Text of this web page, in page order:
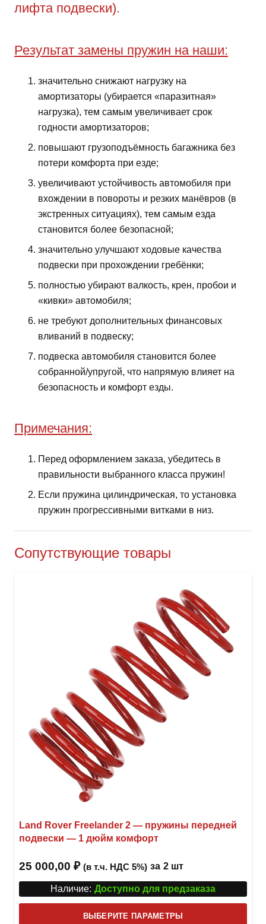
лифта подвески).
Результат замены пружин на наши:
значительно снижают нагрузку на
амортизаторы (убирается «паразитная»
нагрузка), тем самым увеличивает срок
годности амортизаторов;
повышают грузоподъёмность багажника без
потери комфорта при езде;
увеличивают устойчивость автомобиля при
вхождении в повороты и резких манёвров (в
экстренных ситуациях), тем самым езда
становится более безопасной;
значительно улучшают ходовые качества
подвески при прохождении гребёнки;
полностью убирают валкость, крен, пробои и
«кивки» автомобиля;
не требуют дополнительных финансовых
вливаний в подвеску;
подвеска автомобиля становится более
собранной/упругой, что напрямую влияет на
безопасность и комфорт езды.
Примечания:
Перед оформлением заказа, убедитесь в
правильности выбранного класса пружин!
Если пружина цилиндрическая, то установка
пружин прогрессивными витками в низ.
Сопутствующие товары
Land Rover Freelander 2 — пружины передней
подвески — 1 дюйм комфорт
25 000,00 ₽ (в т.ч. НДС 5%) за 2 шт
Наличие: Доступно для предзаказа
ВЫБЕРИТЕ ПАРАМЕТРЫ